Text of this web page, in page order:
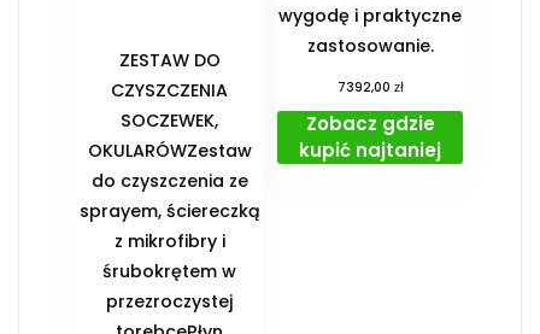
ZESTAW DO
CZYSZCZENIA
SOCZEWEK,
OKULARÓWZestaw
do czyszczenia ze
sprayem, ściereczką
z mikrofibry i
śrubokrętem w
przezroczystej
wygodę i praktyczne
zastosowanie.
7392,00 zł
Zobacz gdzie
kupić najtaniej